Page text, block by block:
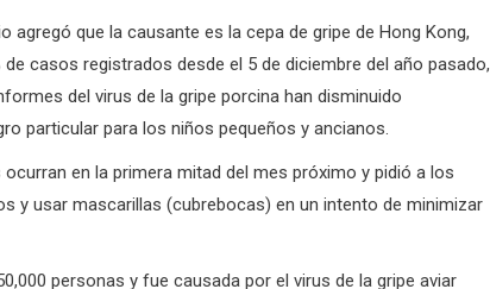
agregó que la causante es la cepa de gripe de Hong Kong,
de casos registrados desde el 5 de diciembre del año pasado,
del virus de la gripe porcina han disminuido
particular para los niños pequeños y ancianos.
en la primera mitad del mes próximo y pidió a los
y usar mascarillas (cubrebocas) en un intento de minimizar
personas y fue causada por el virus de la gripe aviar